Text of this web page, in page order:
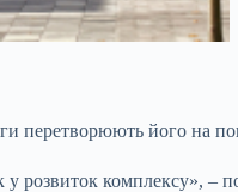
перетворюють його на
у розвиток комплексу», –